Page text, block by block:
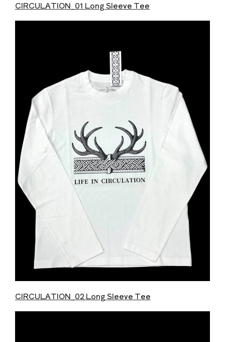
CIRCULATION_01 Long Sleeve Tee
CIRCULATION_02 Long Sleeve Tee